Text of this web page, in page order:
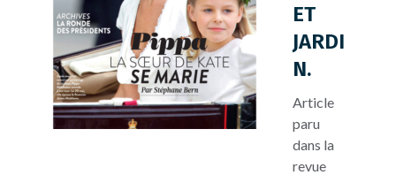
ET
JARDI
N.
Article
paru
dans la
revue